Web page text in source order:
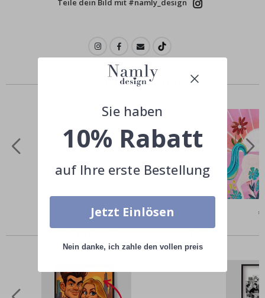
Teile dein Bild mit #namly_design
Ähnliche Produkte
Special
€9,00
Andere kauften auch
Sie haben
10% Rabatt
auf Ihre erste Bestellung
Jetzt Einlösen
Nein danke, ich zahle den vollen preis